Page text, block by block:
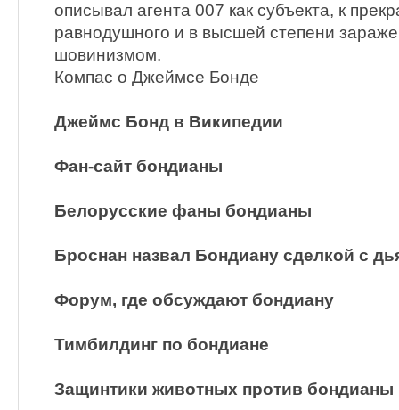
описывал агента 007 как субъекта, к
равнодушного и в высшей степени
шовинизмом.
Компас о Джеймсе Бонде
Джеймс Бонд в Википедии
Фан-сайт бондианы
Белорусские фаны бондианы
Броснан назвал Бондиану сделкой с
Форум, где обсуждают бондиану
Тимбилдинг по бондиане
Защинтики животных против бондианы